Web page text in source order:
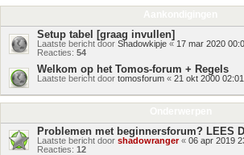
Setup tabel [graag invullen]
Laatste bericht door Shadowkipje « 17 mar 2020
Reacties: 54
Welkom op het Tomos-forum + Regels
Laatste bericht door tomosforum « 21 okt 2000 02:01
Problemen met beginnersforum? LEES
Laatste bericht door shadowranger« 06 apr 2019
Reacties: 12